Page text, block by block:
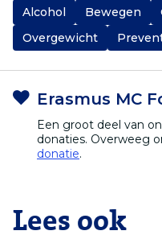
Alcohol Bewegen
Overgewicht
Erasmus MC
Een groot deel van
donaties. Overweeg
donatie.
Lees ook